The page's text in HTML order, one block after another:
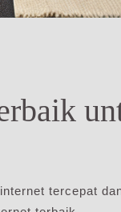
tercepat